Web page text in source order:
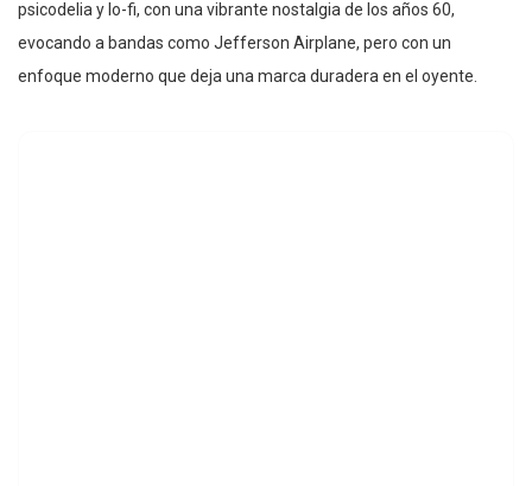
psicodelia y lo-fi, con una vibrante nostalgia de los años 60,
evocando a bandas como Jefferson Airplane, pero con un
enfoque moderno que deja una marca duradera en el oyente.